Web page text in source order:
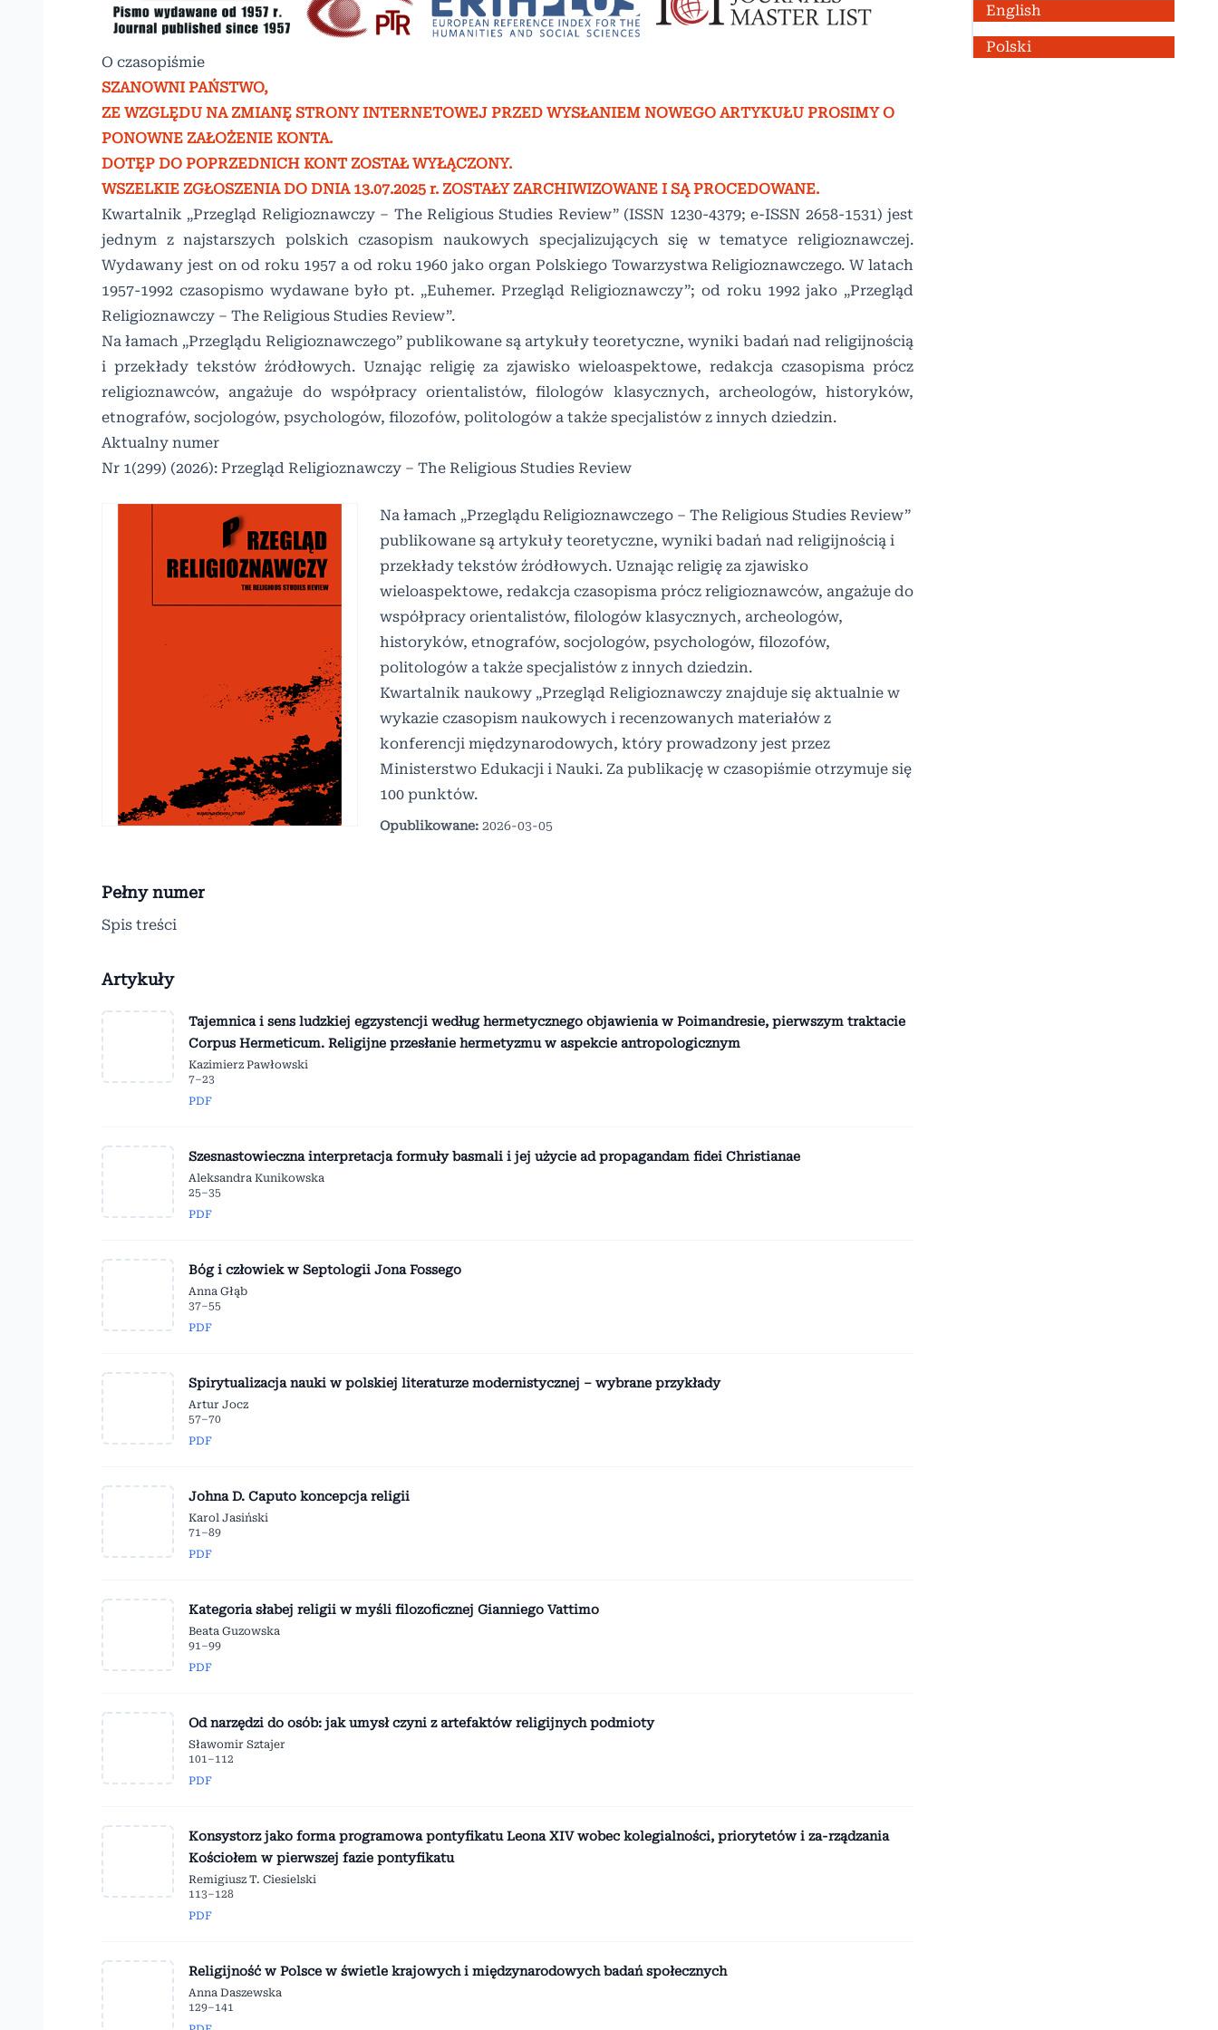
O czasopiśmie
SZANOWNI PAŃSTWO,
ZE WZGLĘDU NA ZMIANĘ STRONY INTERNETOWEJ PRZED WYSŁANIEM NOWEGO ARTYKUŁU PROSIMY O
PONOWNE ZAŁOŻENIE KONTA.
DOTĘP DO POPRZEDNICH KONT ZOSTAŁ WYŁĄCZONY.
WSZELKIE ZGŁOSZENIA DO DNIA 13.07.2025 r. ZOSTAŁY ZARCHIWIZOWANE I SĄ PROCEDOWANE.
Kwartalnik „Przegląd Religioznawczy – The Religious Studies Review” (ISSN 1230-4379; e-ISSN 2658-1531) jest
jednym z najstarszych polskich czasopism naukowych specjalizujących się w tematyce religioznawczej.
Wydawany jest on od roku 1957 a od roku 1960 jako organ Polskiego Towarzystwa Religioznawczego. W latach
1957-1992 czasopismo wydawane było pt. „Euhemer. Przegląd Religioznawczy”; od roku 1992 jako „Przegląd
Religioznawczy – The Religious Studies Review”.
Na łamach „Przeglądu Religioznawczego” publikowane są artykuły teoretyczne, wyniki badań nad religijnością
i przekłady tekstów źródłowych. Uznając religię za zjawisko wieloaspektowe, redakcja czasopisma prócz
religioznawców, angażuje do współpracy orientalistów, filologów klasycznych, archeologów, historyków,
etnografów, socjologów, psychologów, filozofów, politologów a także specjalistów z innych dziedzin.
Aktualny numer
Nr 1(299) (2026): Przegląd Religioznawczy – The Religious Studies Review
Na łamach „Przeglądu Religioznawczego – The Religious Studies Review”
publikowane są artykuły teoretyczne, wyniki badań nad religijnością i
przekłady tekstów źródłowych. Uznając religię za zjawisko
wieloaspektowe, redakcja czasopisma prócz religioznawców, angażuje do
współpracy orientalistów, filologów klasycznych, archeologów,
historyków, etnografów, socjologów, psychologów, filozofów,
politologów a także specjalistów z innych dziedzin.
Kwartalnik naukowy „Przegląd Religioznawczy znajduje się aktualnie w
wykazie czasopism naukowych i recenzowanych materiałów z
konferencji międzynarodowych, który prowadzony jest przez
Ministerstwo Edukacji i Nauki. Za publikację w czasopiśmie otrzymuje się
100 punktów.
Opublikowane:2026-03-05
Pełny numer
Spis treści
Artykuły
Tajemnica i sens ludzkiej egzystencji według hermetycznego objawienia w Poimandresie, pierwszym traktacie
Corpus Hermeticum. Religijne przesłanie hermetyzmu w aspekcie antropologicznym
Kazimierz Pawłowski
7–23
PDF
Szesnastowieczna interpretacja formuły basmali i jej użycie ad propagandam fidei Christianae
Aleksandra Kunikowska
25–35
PDF
Bóg i człowiek w Septologii Jona Fossego
Anna Głąb
37–55
PDF
Spirytualizacja nauki w polskiej literaturze modernistycznej – wybrane przykłady
Artur Jocz
57–70
PDF
Johna D. Caputo koncepcja religii
Karol Jasiński
71–89
PDF
Kategoria słabej religii w myśli filozoficznej Gianniego Vattimo
Beata Guzowska
91–99
PDF
Od narzędzi do osób: jak umysł czyni z artefaktów religijnych podmioty
Sławomir Sztajer
101–112
PDF
Konsystorz jako forma programowa pontyfikatu Leona XIV wobec kolegialności, priorytetów i za-rządzania
Kościołem w pierwszej fazie pontyfikatu
Remigiusz T. Ciesielski
113–128
PDF
Religijność w Polsce w świetle krajowych i międzynarodowych badań społecznych
Anna Daszewska
129–141
English
Polski